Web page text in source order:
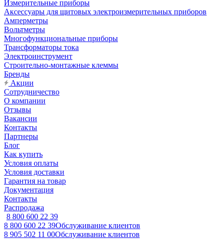
Измерительные приборы
Аксессуары для щитовых электроизмерительных приборов
Амперметры
Вольтметры
Многофункциональные приборы
Трансформаторы тока
Электроинструмент
Строительно-монтажные клеммы
Бренды
Акции
Сотрудничество
О компании
Отзывы
Вакансии
Контакты
Партнеры
Блог
Как купить
Условия оплаты
Условия доставки
Гарантия на товар
Документация
Контакты
Распродажа
8 800 600 22 39
8 800 600 22 39Обслуживание клиентов
8 905 502 11 00Обслуживание клиентов